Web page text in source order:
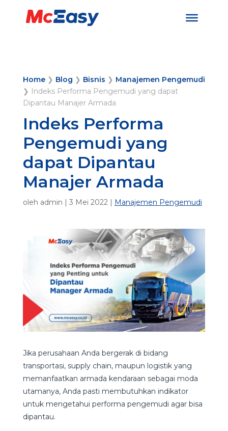
Home❯ Blog ❯ Bisnis ❯ Manajemen Pengemudi
❯ Indeks Performa Pengemudi yang dapat
Dipantau Manajer Armada
Indeks Performa
Pengemudi yang
dapat Dipantau
Manajer Armada
oleh admin | 3 Mei 2022| Manajemen Pengemudi
Jika perusahaan Anda bergerak di bidang
transportasi, supply chain, maupun logistik yang
memanfaatkan armada kendaraan sebagai moda
utamanya, Anda pasti membutuhkan indikator
untuk mengetahui performa pengemudi agar bisa
dipantau.